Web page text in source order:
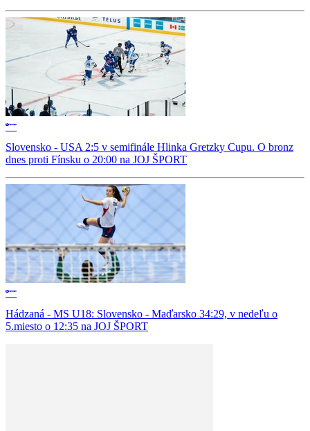
Slovensko - USA 2:5 v semifinále Hlinka Gretzky Cupu. O bronz
dnes proti Fínsku o 20:00 na JOJ ŠPORT
Hádzaná - MS U18: Slovensko - Maďarsko 34:29, v nedeľu o
5.miesto o 12:35 na JOJ ŠPORT